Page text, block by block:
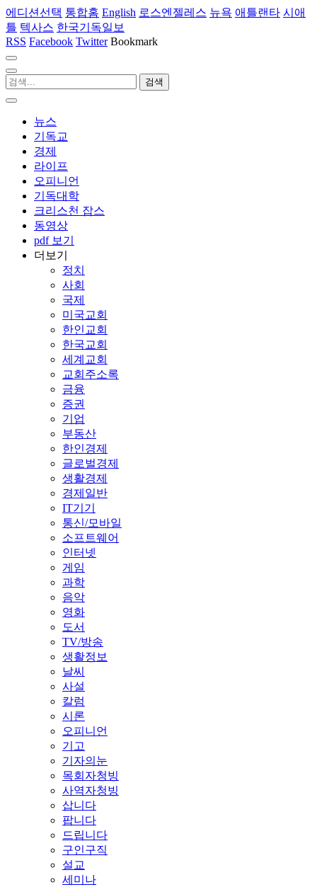
에디션선택 통합홈 English 로스엔젤레스 뉴욕 애틀랜타 시애
틀 텍사스 한국기독일보
RSS Facebook Twitter Bookmark
뉴스
기독교
경제
라이프
오피니언
기독대학
크리스천 잡스
동영상
pdf 보기
더보기
정치
사회
국제
미국교회
한인교회
한국교회
세계교회
교회주소록
금융
증권
기업
부동산
한인경제
글로벌경제
생활경제
경제일반
IT기기
통신/모바일
소프트웨어
인터넷
게임
과학
음악
영화
도서
TV/방송
생활정보
날씨
사설
칼럼
시론
오피니언
기고
기자의눈
목회자청빙
사역자청빙
삽니다
팝니다
드립니다
구인구직
설교
세미나